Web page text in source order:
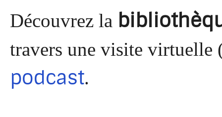
Découvrez la
travers une visite virtuelle
podcast.